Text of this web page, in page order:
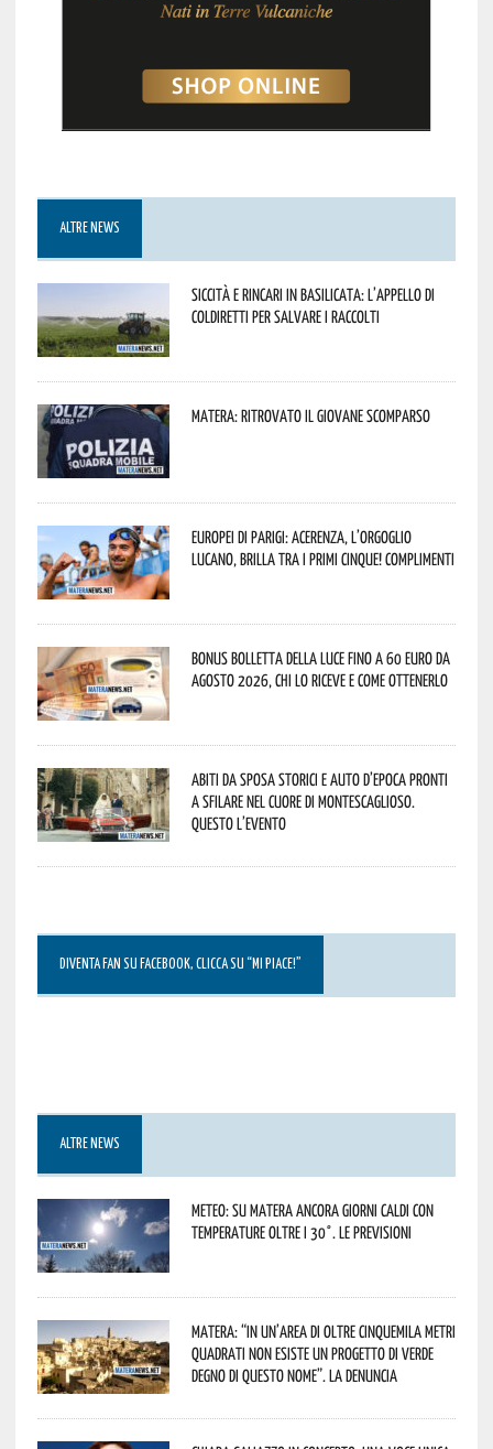
ALTRE NEWS
Siccità e rincari in Basilicata: l’appello di
Coldiretti per salvare i raccolti
Matera: ritrovato il giovane scomparso
Europei di Parigi: Acerenza, l’orgoglio
lucano, brilla tra i primi cinque! Complimenti
Bonus bolletta della luce fino a 60 euro da
agosto 2026, chi lo riceve e come ottenerlo
Abiti da sposa storici e auto d’epoca pronti
a sfilare nel cuore di Montescaglioso.
Questo l’evento
DIVENTA FAN SU FACEBOOK, CLICCA SU “MI PIACE!”
ALTRE NEWS
Meteo: su Matera ancora giorni caldi con
temperature oltre i 30°. Le previsioni
Matera: “In un’area di oltre cinquemila metri
quadrati non esiste un progetto di verde
degno di questo nome”. La denuncia